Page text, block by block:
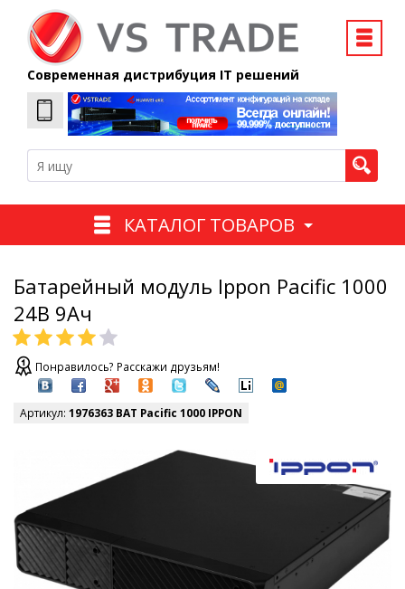
Современная дистрибуция IT решений
КАТАЛОГ ТОВАРОВ
Батарейный модуль Ippon Pacific 1000
24В 9Ач
Понравилось? Расскажи друзьям!
Артикул: 1976363 BAT Pacific 1000 IPPON